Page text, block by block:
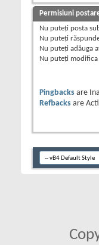
Permisiuni
Nu puteţi posta
Nu puteţi
Nu puteţi adăuga
Nu puteţi
Pingbacks are
Refbacks are